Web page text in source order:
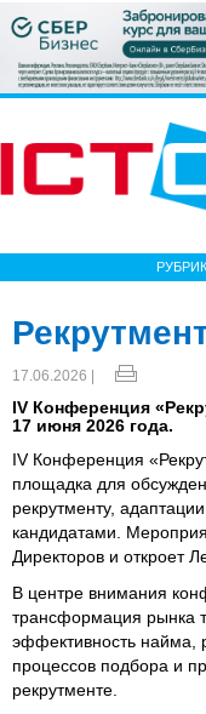
17.06.2026 |
IV Конференция
17 июня 2026 года.
IV Конференция
площадка для
рекрутменту,
кандидатами.
Директоров и откроет
В центре внимания
трансформация рынка
эффективность найма,
процессов подбора и
рекрутменте.